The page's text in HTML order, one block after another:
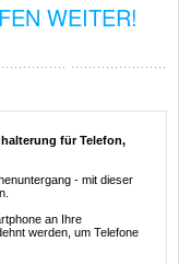
WEITER!
für Telefon,
- mit dieser
an Ihre
werden, um Telefone